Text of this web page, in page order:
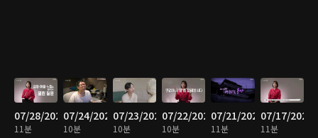
07/28/2026
11분
07/24/2026
10분
07/23/2026
10분
07/22/2026
10분
07/21/2026
11분
07/17/2026
11분